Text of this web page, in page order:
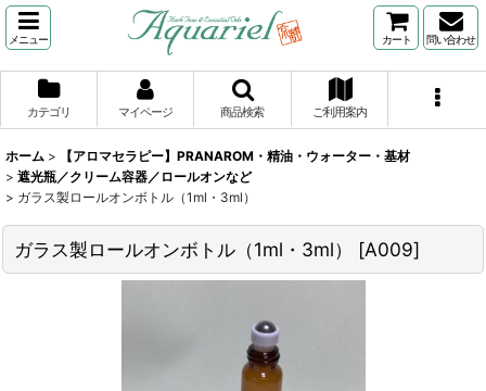
メニュー カート 問い合わせ
カテゴリ マイページ 商品検索 ご利用案内
ホーム >
【アロマセラピー】PRANAROM・精油・ウォーター・基材
> 遮光瓶／クリーム容器／ロールオンなど
> ガラス製ロールオンボトル（1ml・3ml）
ガラス製ロールオンボトル（1ml・3ml） [A009]